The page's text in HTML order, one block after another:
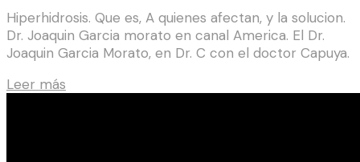
Hiperhidrosis. Que es, A quienes afectan, y la solucion.
Dr. Joaquin Garcia morato en canal America. El Dr.
Joaquin Garcia Morato, en Dr. C con el doctor Capuya.
Leer más